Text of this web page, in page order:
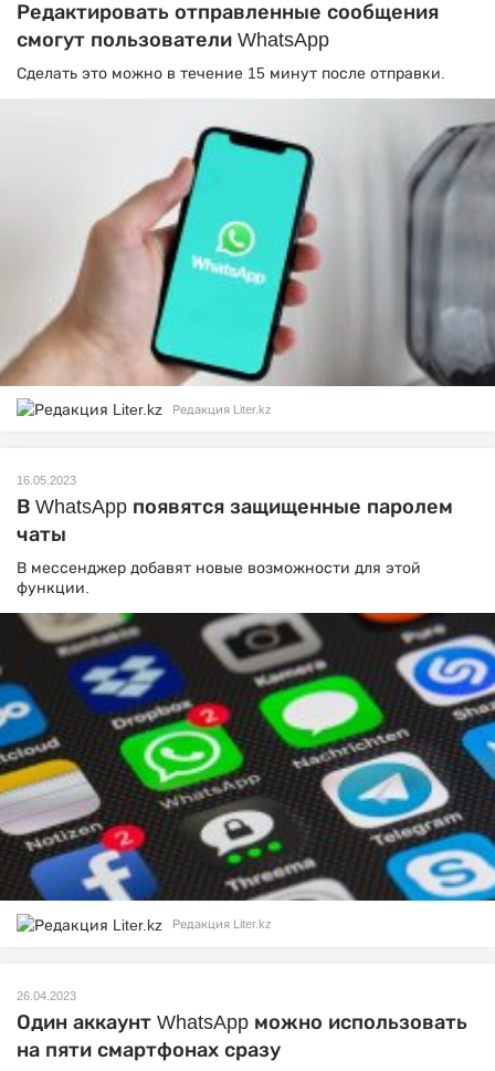
Редактировать отправленные сообщения
смогут пользователи WhatsApp
Сделать это можно в течение 15 минут после отправки.
Редакция Liter.kz
16.05.2023
В WhatsApp появятся защищенные паролем
чаты
В мессенджер добавят новые возможности для этой
функции.
Редакция Liter.kz
26.04.2023
Один аккаунт WhatsApp можно использовать
на пяти смартфонах сразу